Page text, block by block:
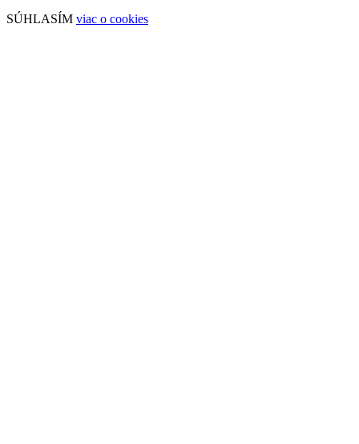
SÚHLASÍM viac o cookies